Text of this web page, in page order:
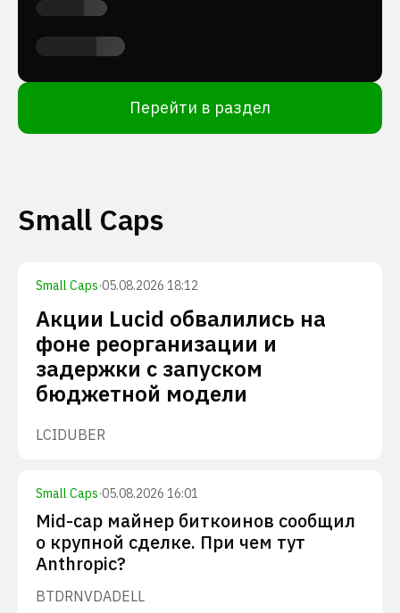
Перейти в раздел
Small Caps
Small Caps·05.08.2026 18:12
Акции Lucid обвалились на
фоне реорганизации и
задержки с запуском
бюджетной модели
LCIDUBER
Small Caps·05.08.2026 16:01
Mid-cap майнер биткоинов сообщил
о крупной сделке. При чем тут
Anthropic?
BTDRNVDADELL